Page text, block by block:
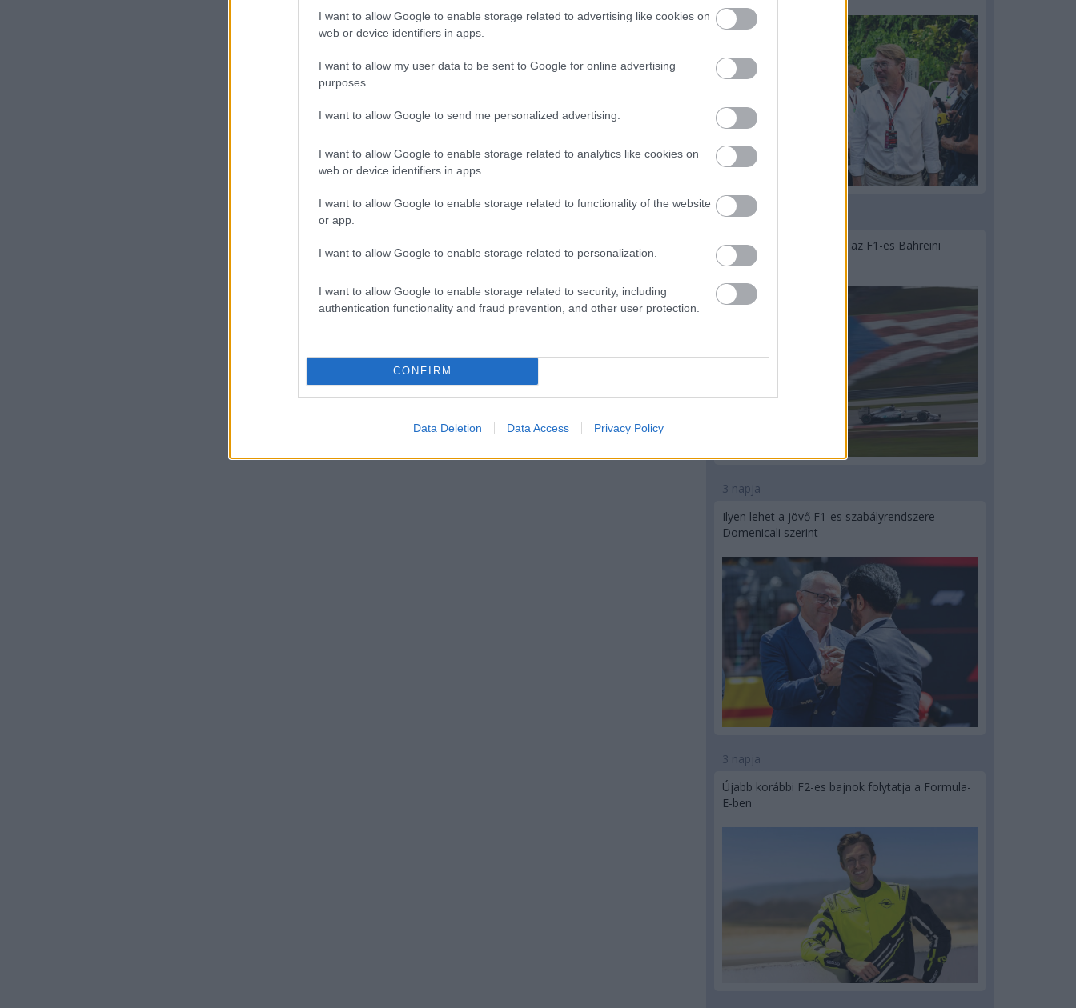
I want to allow Google to enable storage related to advertising like cookies on
web or device identifiers in apps.
I want to allow my user data to be sent to Google for online advertising
purposes.
I want to allow Google to send me personalized advertising.
I want to allow Google to enable storage related to analytics like cookies on
web or device identifiers in apps.
I want to allow Google to enable storage related to functionality of the website
or app.
I want to allow Google to enable storage related to personalization.
I want to allow Google to enable storage related to security, including
authentication functionality and fraud prevention, and other user protection.
CONFIRM
Data Deletion Data Access Privacy Policy
2 napja
Megvan, mikor kezdődik az F1-es Bahreini
Nagydíj Malajziában
3 napja
Ilyen lehet a jövő F1-es szabályrendszere
Domenicali szerint
3 napja
Újabb korábbi F2-es bajnok folytatja a Formula-
E-ben